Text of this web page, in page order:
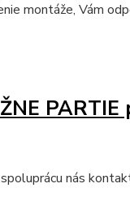
montáže, Vám
PARTIE
nás